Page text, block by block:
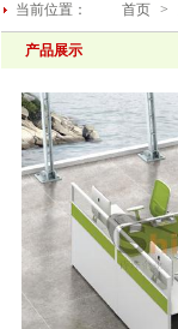
当前位置： 首页 >
产品展示